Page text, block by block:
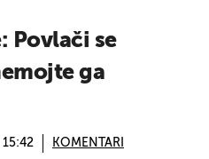
Povlači se
ga
15:42 KOMENTARI